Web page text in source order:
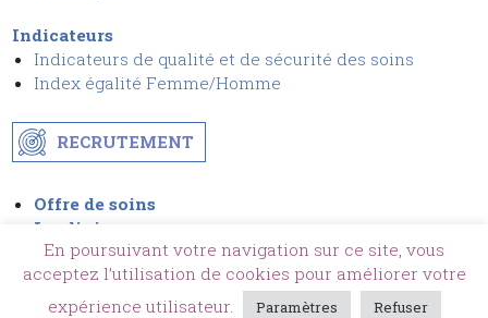
Indicateurs
Indicateurs de qualité et de sécurité des soins
Index égalité Femme/Homme
RECRUTEMENT
Offre de soins
La clinique
Actualités
Patients & Visiteurs
Contact & Accès
En poursuivant votre navigation sur ce site, vous
acceptez l’utilisation de cookies pour améliorer votre
expérience utilisateur.
Paramètres Refuser